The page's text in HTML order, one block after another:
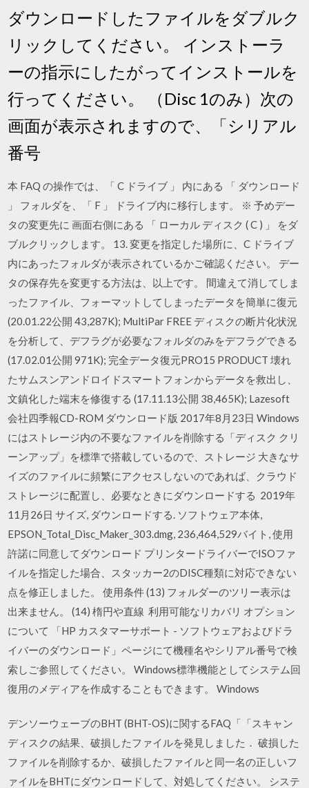
ダウンロードしたファイルをダブルク
リックしてください。 インストーラ
ーの指示にしたがってインストールを
行ってください。 （Disc 1のみ）次の
画面が表示されますので、「シリアル
番号
本 FAQ の操作では、「 C ドライブ 」 内にある 「 ダウンロード
」 フォルダを、「 F 」 ドライブ内に移行します。 ※ 予めデー
タの変更先に 画面右側にある 「 ローカル ディスク ( C ) 」 をダ
ブルクリックします。 13. 変更を指定した場所に、C ドライブ
内にあったフォルダが表示されているかご確認ください。 デー
タの保存先を変更する方法は、以上です。 間違えて消してしま
ったファイル、フォーマットしてしまったデータを簡単に復元
(20.01.22公開 43,287K); MultiPar FREE ディスクの断片化状況
を分析して、デフラグが必要なフォルダのみをデフラグできる
(17.02.01公開 971K); 完全データ復元PRO15 PRODUCT 壊れ
たサムスンアンドロイドスマートフォンからデータを救出し、
文鎮化した端末を修復する (17.11.13公開 38,465K); Lazesoft
会社四季報CD-ROM ダウンロード版 2017年8月23日 Windows
にはストレージ内の不要なファイルを削除する「ディスク クリ
ーンアップ」を標準で搭載しているので、ストレージ 大きなサ
イズのファイルに頻繁にアクセスしないのであれば、クラウド
ストレージに配置し、必要なときにダウンロードする 2019年
11月26日 サイズ, ダウンロードする. ソフトウェア本体,
EPSON_Total_Disc_Maker_303.dmg, 236,464,529バイト, 使用
許諾に同意してダウンロード プリンタードライバーでISOファ
イルを指定した場合、スタッカー2のDISC種類に対応できない
点を修正しました。 使用条件 (13) フォルダーのツリー表示は
出来ません。 (14) 楕円や直線 利用可能なリカバリ オプション
について 「HP カスタマーサポート - ソフトウェアおよびドラ
イバーのダウンロード」ページにて機種名やシリアル番号で検
索しご参照してください。 Windows標準機能としてシステム回
復用のメディアを作成することもできます。 Windows
デンソーウェーブのBHT (BHT-OS)に関するFAQ「「スキャン
ディスクの結果、破損したファイルを発見しました． 破損した
ファイルを削除するか、破損したファイルと同一名の正しいフ
ァイルをBHTにダウンロードして、対処してください。 システ